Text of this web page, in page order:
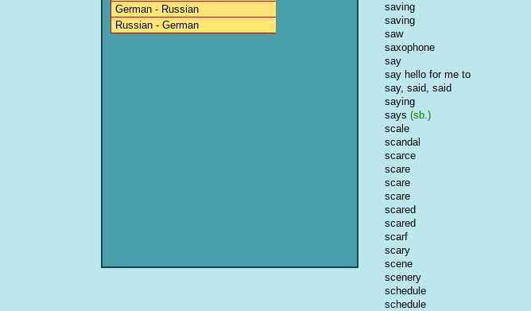
German - Russian
Russian - German
saving
saving
saw
saxophone
say
say hello for me to
say, said, said
saying
says (sb.)
scale
scandal
scarce
scare
scare
scare
scared
scared
scarf
scary
scene
scenery
schedule
schedule